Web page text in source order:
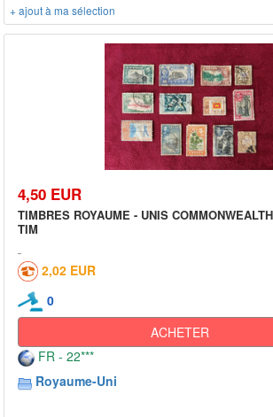
+ ajout à ma sélection
4,50 EUR
TIMBRES ROYAUME - UNIS
TIM
2,02 EUR
0
ACHETER
FR - 22***
Royaume-Uni